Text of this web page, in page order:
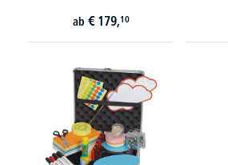
ab € 179,10